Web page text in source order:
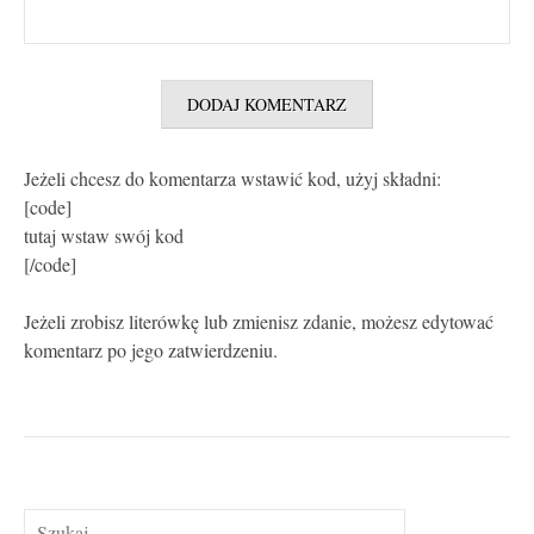
Jeżeli chcesz do komentarza wstawić kod, użyj składni:
[code]
tutaj wstaw swój kod
[/code]
Jeżeli zrobisz literówkę lub zmienisz zdanie, możesz edytować
komentarz po jego zatwierdzeniu.
Szukaj: